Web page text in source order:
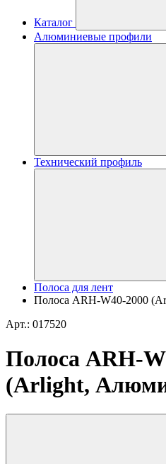
Каталог
Алюминиевые профили
Технический профиль
Полоса для лент
Полоса ARH-W40-2000
Арт.: 017520
Полоса ARH-
(Arlight,